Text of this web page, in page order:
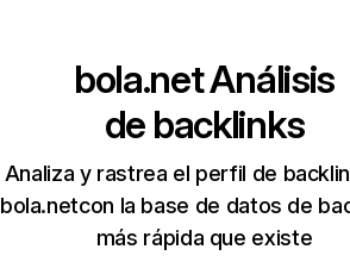
bola.netAnálisis
de backlinks
Analiza y rastrea el perfil de
bola.netcon la base de datos de
más rápida que existe